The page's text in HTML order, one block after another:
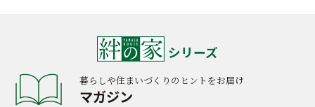
シリーズ
暮らしや住まいづくりのヒントをお届け
マガジン